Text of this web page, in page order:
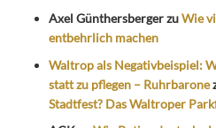
Axel GünthersbergerzuWie
entbehrlich machen
Waltrop als Negativbeispiel:
statt zu pflegen – Ruhrbarone
Stadtfest? Das Waltroper